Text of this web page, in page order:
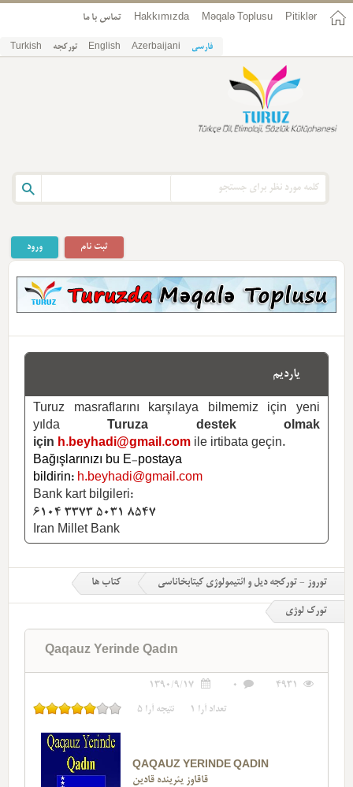
Pitiklər
Məqalə Toplusu
Hakkımızda تماس با ما
فارسی Azerbaijani
English تورکجه Turkish
ورود ثبت نام
یاردیم
Turuz masraflarını karşılaya bilmemiz için yeni
yılda
Turuza destek olmak
için h.beyhadi@gmail.com ile irtibata geçin.
Bağışlarınızı bu E-postaya
bildirin: h.beyhadi@gmail.com
Bank kart bilgileri:
6104 3373 5031 8547
Iran Millet Bank
توروز - تورکجه دیل و ائتیمولوژی کیتابخاناسی کتاب ها
تورک لوژی
Qaqauz Yerinde Qadın
4931
0
1390/9/17
تعداد آرا 1 نتیجه آرا 5
QAQAUZ YERINDE QADIN
قاقاوز یئرینده قادین